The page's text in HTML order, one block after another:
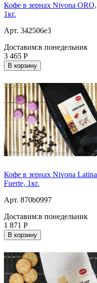
Кофе в зернах Nivona ORO,
1кг.
Арт. 342506e3
Доставим:в понедельник
3 465 Р
В корзину
Кофе в зернах Nivona Latina
Fuerte, 1кг.
Арт. 870b0997
Доставим:в понедельник
1 871 Р
В корзину